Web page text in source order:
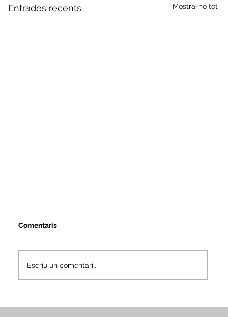
Entrades recents Mostra-ho tot
Comentaris
Escriu un comentari...